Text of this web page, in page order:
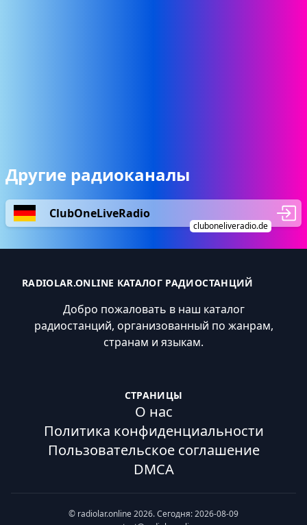
Другие радиоканалы
ClubOneLiveRadio
cluboneliveradio.de
RADIOLAR.ONLINE КАТАЛОГ РАДИОСТАНЦИЙ
Добро пожаловать в наш каталог
радиостанций, организованный по жанрам,
странам и языкам.
СТРАНИЦЫ
О нас
Политика конфиденциальности
Пользовательское соглашение
DMCA
© radiolar.online 2026. Сегодня: 2026-08-09